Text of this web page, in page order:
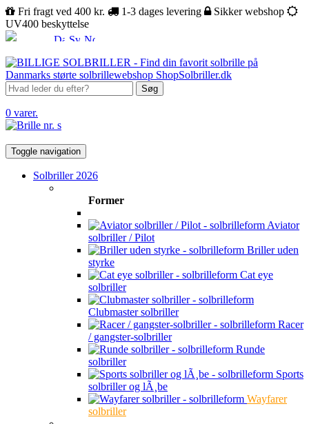
Fri fragt ved 400 kr. 1-3 dages levering
Sikker webshop
UV400 beskyttelse
Søg
0 varer.
Toggle navigation
Solbriller 2026
Former
Aviator
solbriller / Pilot
Briller uden
styrke
Cat eye
solbriller
Clubmaster solbriller
Racer
/ gangster-solbriller
Runde
solbriller
Sports
solbriller og lÃ¸be
Wayfarer
solbriller